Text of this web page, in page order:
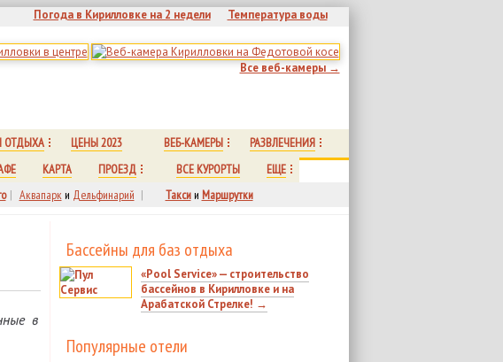
Погода в Кирилловке на 2 недели
Температура воды
Все веб-камеры →
ОТДЫХА ЦЕНЫ 2023 ВЕБ-КАМЕРЫ
РАЗВЛЕЧЕНИЯ
КАРТА ПРОЕЗД ВСЕ КУРОРТЫ
ЕЩЕ
| Аквапарки Дельфинарий | Таксии Маршрутки
в
Бассейны для баз отдыха
«Pool Service» — строительство
бассейнов в Кирилловке и на
Арабатской Стрелке! →
Популярные отели